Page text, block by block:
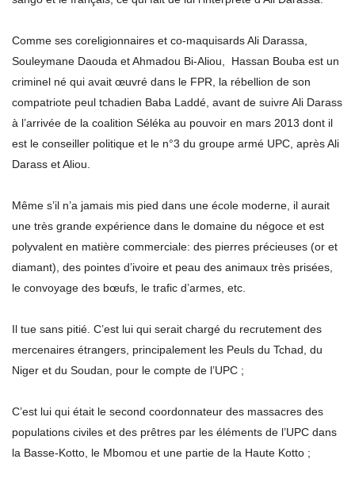
Comme ses coreligionnaires et co-maquisards Ali Darassa,
Souleymane Daouda et Ahmadou Bi-Aliou, Hassan Bouba est un
criminel né qui avait œuvré dans le FPR, la rébellion de son
compatriote peul tchadien Baba Laddé, avant de suivre Ali Darass
à l’arrivée de la coalition Séléka au pouvoir en mars 2013 dont il
est le conseiller politique et le n°3 du groupe armé UPC, après Ali
Darass et Aliou.
Même s’il n’a jamais mis pied dans une école moderne, il aurait
une très grande expérience dans le domaine du négoce et est
polyvalent en matière commerciale: des pierres précieuses (or et
diamant), des pointes d’ivoire et peau des animaux très prisées,
le convoyage des bœufs, le trafic d’armes, etc.
Il tue sans pitié. C’est lui qui serait chargé du recrutement des
mercenaires étrangers, principalement les Peuls du Tchad, du
Niger et du Soudan, pour le compte de l’UPC ;
C’est lui qui était le second coordonnateur des massacres des
populations civiles et des prêtres par les éléments de l’UPC dans
la Basse-Kotto, le Mbomou et une partie de la Haute Kotto ;